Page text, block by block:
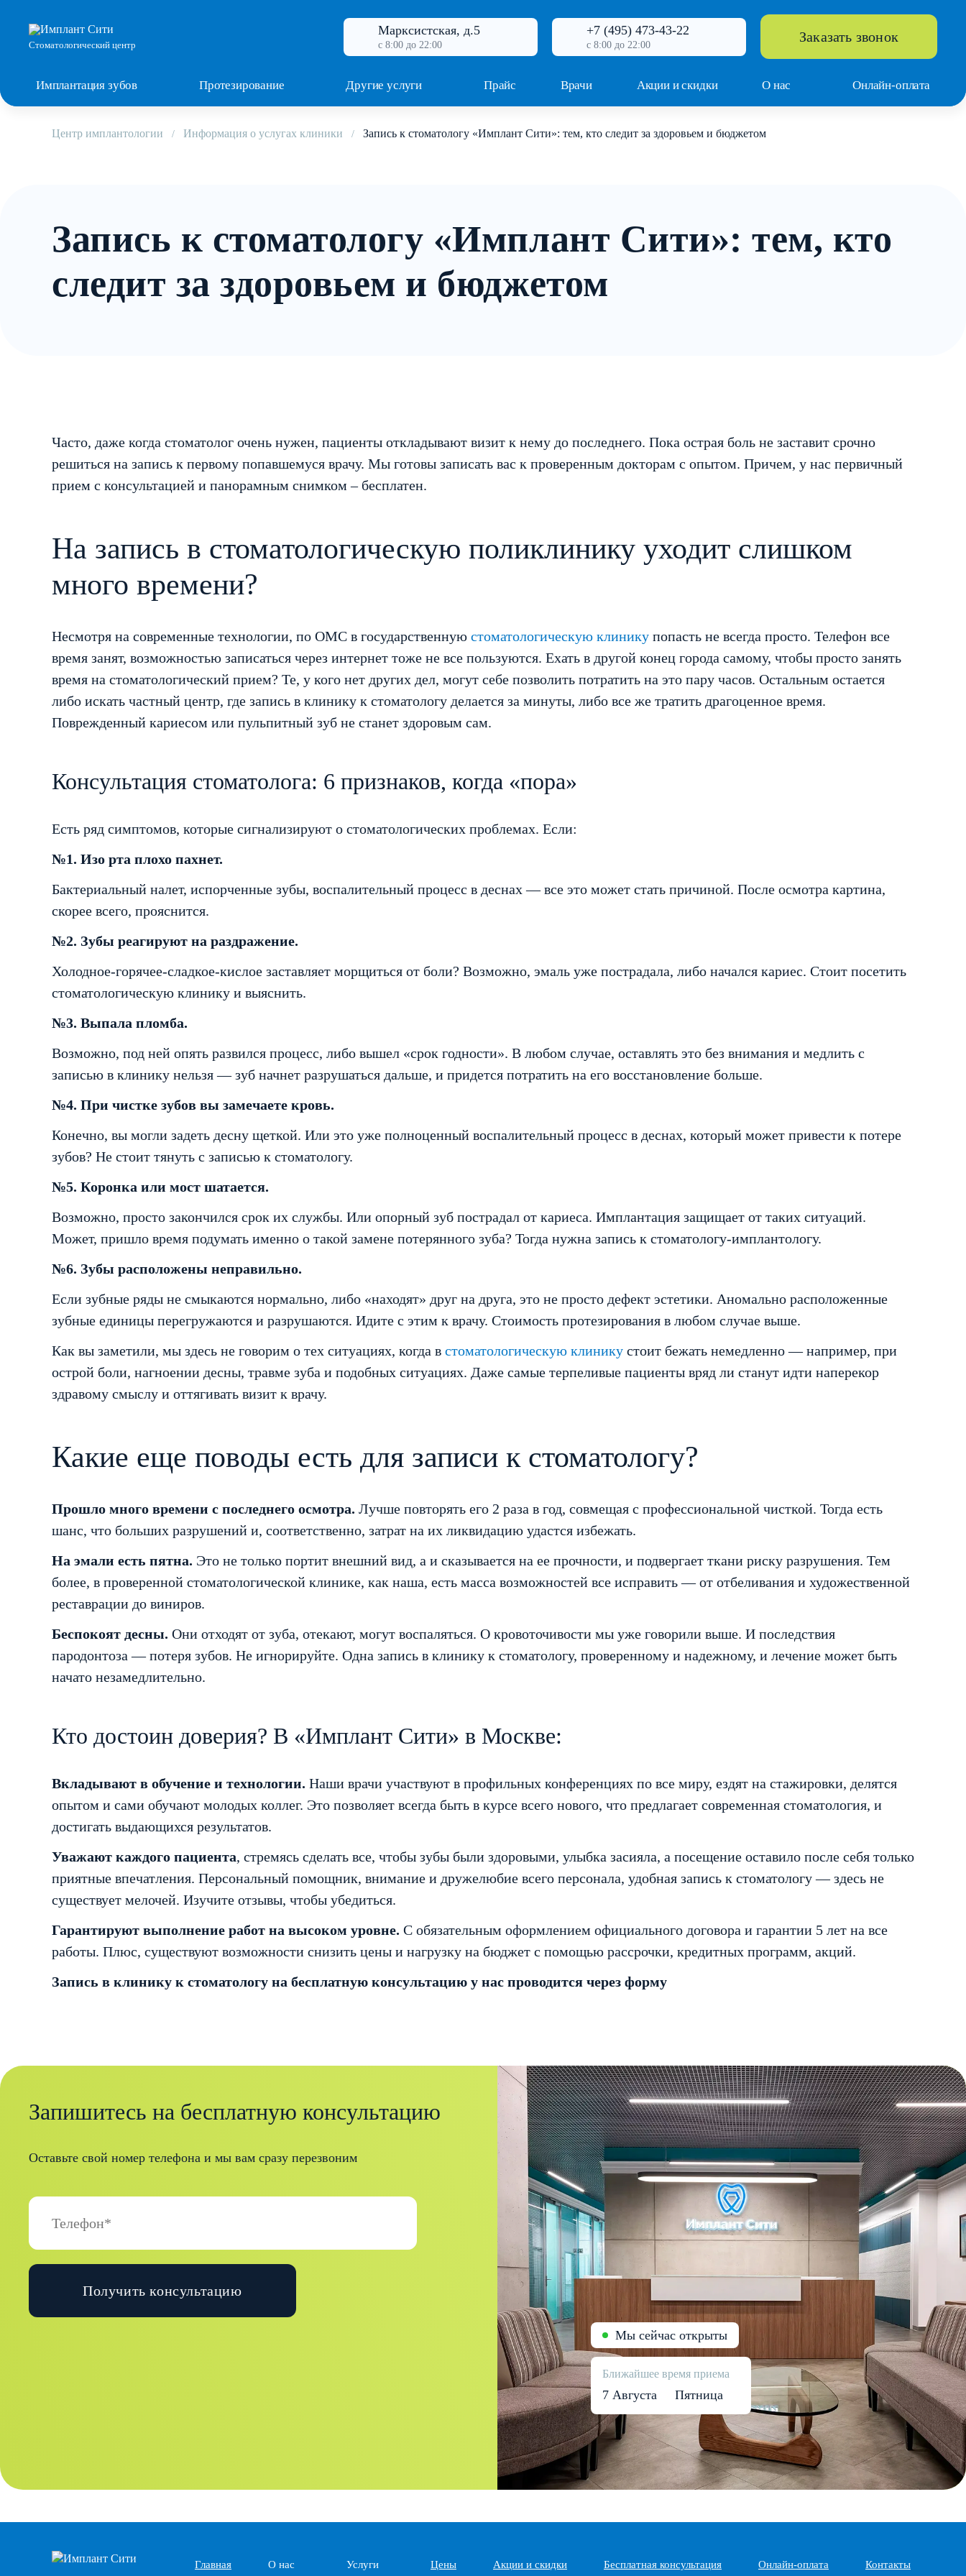
Стоматологический центр
Марксистская, д.5
с 8:00 до 22:00
+7 (495) 473-43-22
с 8:00 до 22:00 Заказать звонок
Имплантация зубов Протезирование Другие услуги Прайс Врачи Акции и скидки О нас Онлайн-оплата
Центр имплантологии Информация о услугах клиники Запись к стоматологу «Имплант Сити»: тем, кто следит за здоровьем и бюджетом
Запись к стоматологу «Имплант Сити»: тем, кто
следит за здоровьем и бюджетом
Часто, даже когда стоматолог очень нужен, пациенты откладывают визит к нему до последнего. Пока острая боль не заставит срочно
решиться на запись к первому попавшемуся врачу. Мы готовы записать вас к проверенным докторам с опытом. Причем, у нас первичный
прием с консультацией и панорамным снимком – бесплатен.
На запись в стоматологическую поликлинику уходит слишком
много времени?
Несмотря на современные технологии, по ОМС в государственную стоматологическую клинику попасть не всегда просто. Телефон все
время занят, возможностью записаться через интернет тоже не все пользуются. Ехать в другой конец города самому, чтобы просто занять
время на стоматологический прием? Те, у кого нет других дел, могут себе позволить потратить на это пару часов. Остальным остается
либо искать частный центр, где запись в клинику к стоматологу делается за минуты, либо все же тратить драгоценное время.
Поврежденный кариесом или пульпитный зуб не станет здоровым сам.
Консультация стоматолога: 6 признаков, когда «пора»
Есть ряд симптомов, которые сигнализируют о стоматологических проблемах. Если:
№1. Изо рта плохо пахнет.
Бактериальный налет, испорченные зубы, воспалительный процесс в деснах — все это может стать причиной. После осмотра картина,
скорее всего, прояснится.
№2. Зубы реагируют на раздражение.
Холодное-горячее-сладкое-кислое заставляет морщиться от боли? Возможно, эмаль уже пострадала, либо начался кариес. Стоит посетить
стоматологическую клинику и выяснить.
№3. Выпала пломба.
Возможно, под ней опять развился процесс, либо вышел «срок годности». В любом случае, оставлять это без внимания и медлить с
записью в клинику нельзя — зуб начнет разрушаться дальше, и придется потратить на его восстановление больше.
№4. При чистке зубов вы замечаете кровь.
Конечно, вы могли задеть десну щеткой. Или это уже полноценный воспалительный процесс в деснах, который может привести к потере
зубов? Не стоит тянуть с записью к стоматологу.
№5. Коронка или мост шатается.
Возможно, просто закончился срок их службы. Или опорный зуб пострадал от кариеса. Имплантация защищает от таких ситуаций.
Может, пришло время подумать именно о такой замене потерянного зуба? Тогда нужна запись к стоматологу-имплантологу.
№6. Зубы расположены неправильно.
Если зубные ряды не смыкаются нормально, либо «находят» друг на друга, это не просто дефект эстетики. Аномально расположенные
зубные единицы перегружаются и разрушаются. Идите с этим к врачу. Стоимость протезирования в любом случае выше.
Как вы заметили, мы здесь не говорим о тех ситуациях, когда в стоматологическую клинику стоит бежать немедленно — например, при
острой боли, нагноении десны, травме зуба и подобных ситуациях. Даже самые терпеливые пациенты вряд ли станут идти наперекор
здравому смыслу и оттягивать визит к врачу.
Какие еще поводы есть для записи к стоматологу?
Прошло много времени с последнего осмотра. Лучше повторять его 2 раза в год, совмещая с профессиональной чисткой. Тогда есть
шанс, что больших разрушений и, соответственно, затрат на их ликвидацию удастся избежать.
На эмали есть пятна. Это не только портит внешний вид, а и сказывается на ее прочности, и подвергает ткани риску разрушения. Тем
более, в проверенной стоматологической клинике, как наша, есть масса возможностей все исправить — от отбеливания и художественной
реставрации до виниров.
Беспокоят десны. Они отходят от зуба, отекают, могут воспаляться. О кровоточивости мы уже говорили выше. И последствия
пародонтоза — потеря зубов. Не игнорируйте. Одна запись в клинику к стоматологу, проверенному и надежному, и лечение может быть
начато незамедлительно.
Кто достоин доверия? В «Имплант Сити» в Москве:
Вкладывают в обучение и технологии. Наши врачи участвуют в профильных конференциях по все миру, ездят на стажировки, делятся
опытом и сами обучают молодых коллег. Это позволяет всегда быть в курсе всего нового, что предлагает современная стоматология, и
достигать выдающихся результатов.
Уважают каждого пациента, стремясь сделать все, чтобы зубы были здоровыми, улыбка засияла, а посещение оставило после себя только
приятные впечатления. Персональный помощник, внимание и дружелюбие всего персонала, удобная запись к стоматологу — здесь не
существует мелочей. Изучите отзывы, чтобы убедиться.
Гарантируют выполнение работ на высоком уровне. С обязательным оформлением официального договора и гарантии 5 лет на все
работы. Плюс, существуют возможности снизить цены и нагрузку на бюджет с помощью рассрочки, кредитных программ, акций.
Запись в клинику к стоматологу на бесплатную консультацию у нас проводится через форму
Запишитесь на бесплатную консультацию
Оставьте свой номер телефона и мы вам сразу перезвоним
Получить консультацию
Мы сейчас открыты
Ближайшее время приема
7 Августа Пятница
Главная О нас Услуги Цены Акции и скидки Бесплатная консультация Онлайн-оплата Контакты